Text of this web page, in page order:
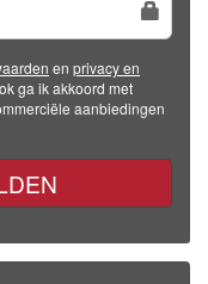
en privacy en